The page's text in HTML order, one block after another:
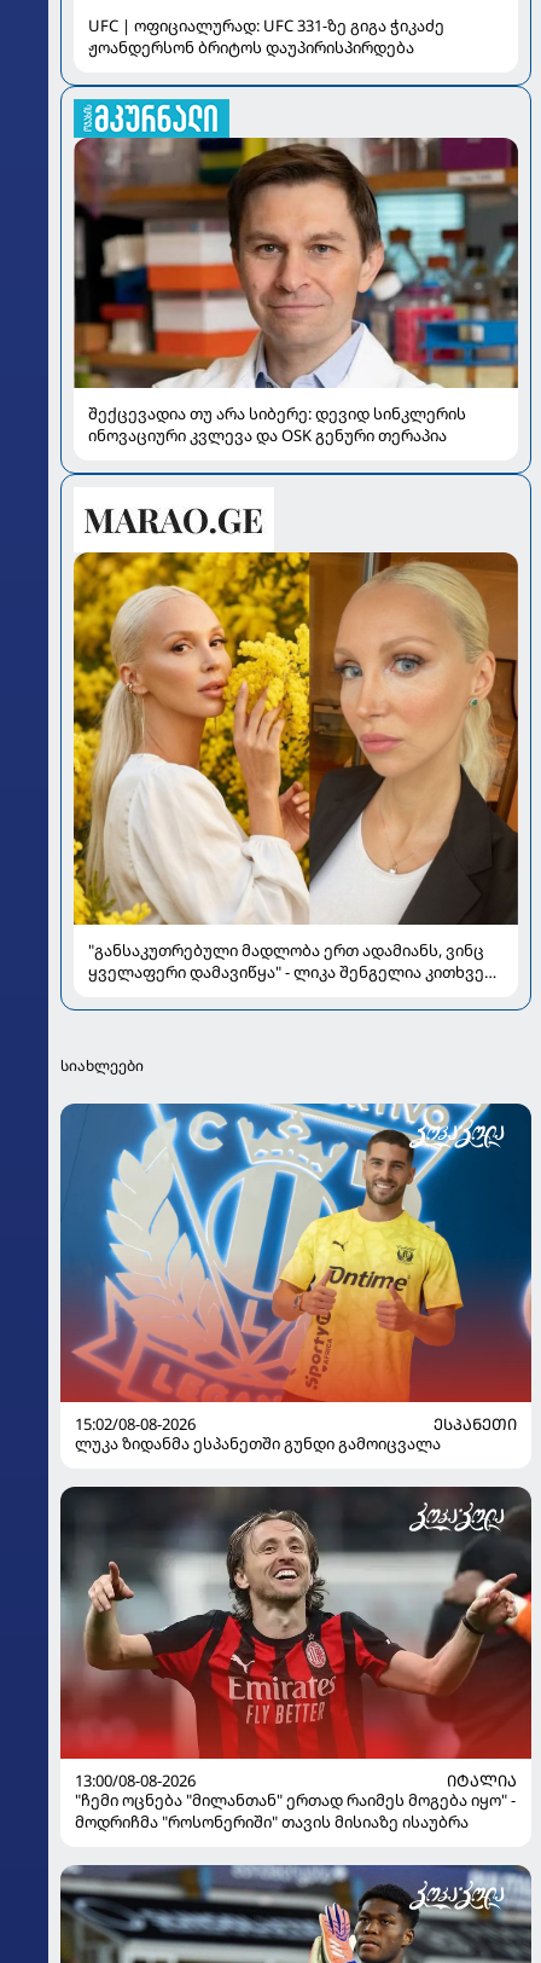
UFC | ოფიციალურად: UFC 331-ზე გიგა ჭიკაძე
ჟოანდერსონ ბრიტოს დაუპირისპირდება
შექცევადია თუ არა სიბერე: დევიდ სინკლერის
ინოვაციური კვლევა და OSK გენური თერაპია
"განსაკუთრებული მადლობა ერთ ადამიანს, ვინც
ყველაფერი დამავიწყა" - ლიკა შენგელია კითხვებს
სიახლეები
15:02/08-08-2026
ᲔᲡᲞᲐᲜᲔᲗᲘ
ლუკა ზიდანმა ესპანეთში გუნდი გამოიცვალა
13:00/08-08-2026
ᲘᲢᲐᲚᲘᲐ
"ჩემი ოცნება "მილანთან" ერთად რაიმეს მოგება იყო" -
მოდრიჩმა "როსონერიში" თავის მისიაზე ისაუბრა